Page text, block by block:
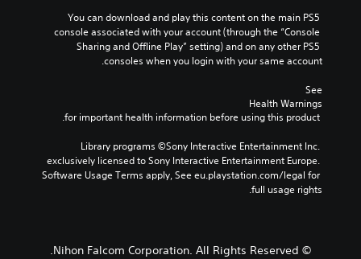
You can download and play this content on the main PS5
console associated with your account (through the “Console
Sharing and Offline Play” setting) and on any other PS5
consoles when you login with your same account.
See
Health Warnings
Library programs ©Sony Interactive Entertainment Inc.
exclusively licensed to Sony Interactive Entertainment Europe.
Software Usage Terms apply, See eu.playstation.com/legal for
full usage rights.
© Nihon Falcom Corporation. All Rights Reserved.